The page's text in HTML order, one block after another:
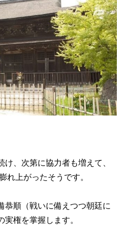
、次第に協力者も増えて、
れ上がったそうです。
恭順（戦いに備えつつ朝廷に
権を掌握します。